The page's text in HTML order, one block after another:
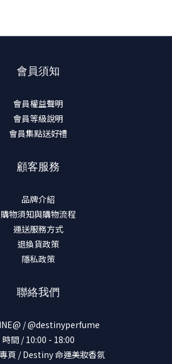
會員須知
會員權益聲明
會員等級說明
會員集點送好禮
顧客服務
品牌介紹
購物須知與購物流程
運送服務方式
退換貨政策
隱私政策
聯絡我們
/ @destinyperfume
時間 / 10:00 - 18:00
頁 / Destiny 命運美妝香氛